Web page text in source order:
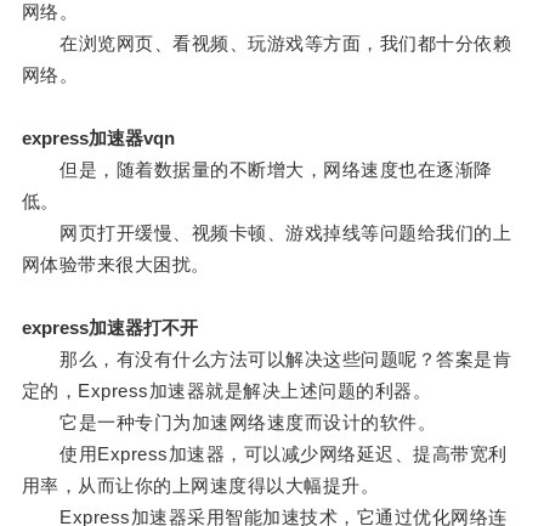
网络。
在浏览网页、看视频、玩游戏等方面，我们都十分依赖
网络。
express加速器vqn
但是，随着数据量的不断增大，网络速度也在逐渐降
低。
网页打开缓慢、视频卡顿、游戏掉线等问题给我们的上
网体验带来很大困扰。
express加速器打不开
那么，有没有什么方法可以解决这些问题呢？答案是肯
定的，Express加速器就是解决上述问题的利器。
它是一种专门为加速网络速度而设计的软件。
使用Express加速器，可以减少网络延迟、提高带宽利
用率，从而让你的上网速度得以大幅提升。
Express加速器采用智能加速技术，它通过优化网络连